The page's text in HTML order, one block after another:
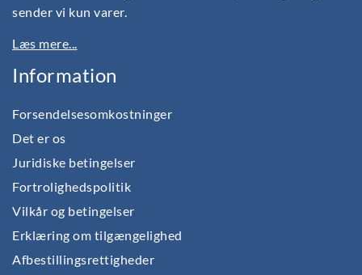
sender vi kun varer.
Læs mere...
Information
Forsendelsesomkostninger
Det er os
Juridiske betingelser
Fortrolighedspolitik
Vilkår og betingelser
Erklæring om tilgængelighed
Afbestillingsrettigheder